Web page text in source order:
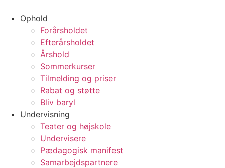
Ophold
Forårsholdet
Efterårsholdet
Årshold
Sommerkurser
Tilmelding og priser
Rabat og støtte
Bliv baryl
Undervisning
Teater og højskole
Undervisere
Pædagogisk manifest
Samarbejdspartnere